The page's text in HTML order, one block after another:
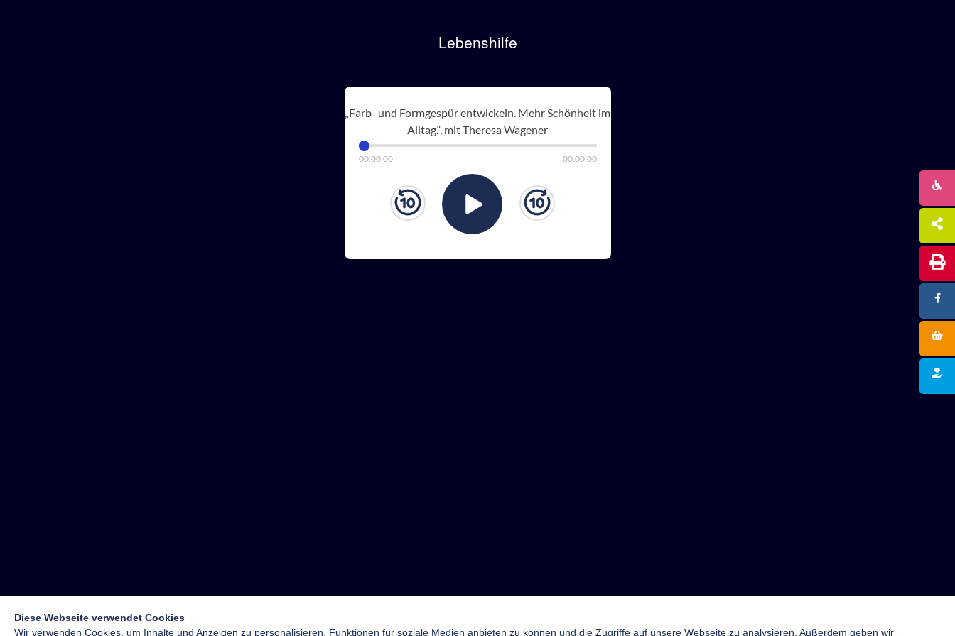
Lebenshilfe
„Farb- und Formgespür entwickeln. Mehr Schönheit im
Alltag.“, mit Theresa Wagener
00:00:00 00:00:00
Diese Webseite verwendet Cookies
Wir verwenden Cookies, um Inhalte und Anzeigen zu personalisieren, Funktionen für soziale Medien anbieten zu können und die Zugriffe auf unsere Webseite zu analysieren. Außerdem geben wir